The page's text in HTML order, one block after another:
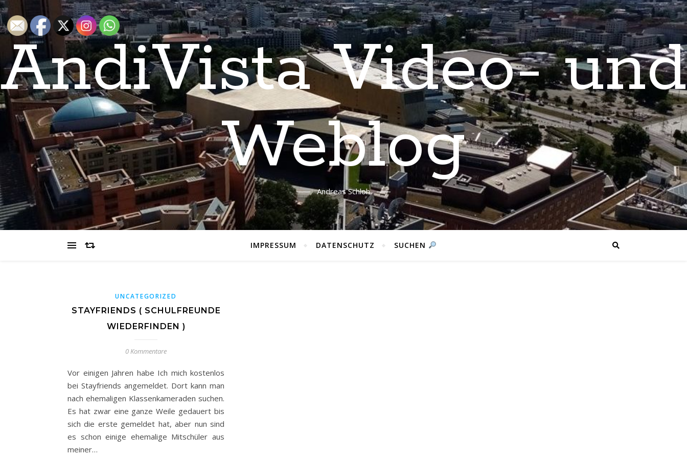
AndiVista Video- und
Weblog
Andreas Schloh
IMPRESSUM DATENSCHUTZ SUCHEN
UNCATEGORIZED
STAYFRIENDS ( SCHULFREUNDE
WIEDERFINDEN )
0 Kommentare
Vor einigen Jahren habe Ich mich kostenlos
bei Stayfriends angemeldet. Dort kann man
nach ehemaligen Klassenkameraden suchen.
Es hat zwar eine ganze Weile gedauert bis
sich die erste gemeldet hat, aber nun sind
es schon einige ehemalige Mitschüler aus
meiner…